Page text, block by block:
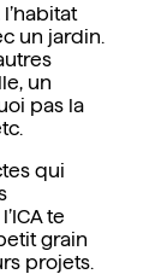
un jardin.
un
pas la
qui
te
grain
projets.